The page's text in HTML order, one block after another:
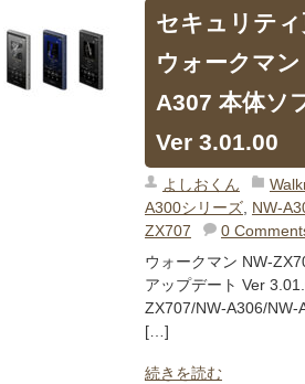
セキュリティ
ウォークマ
A307 本体ソ
Ver 3.01.00
よしおくん
A300シリーズ, NW-
ZX707
0
ウォークマン NW-
アップデート Ver
ZX707/NW-A306/NW-
[…]
続きを読む